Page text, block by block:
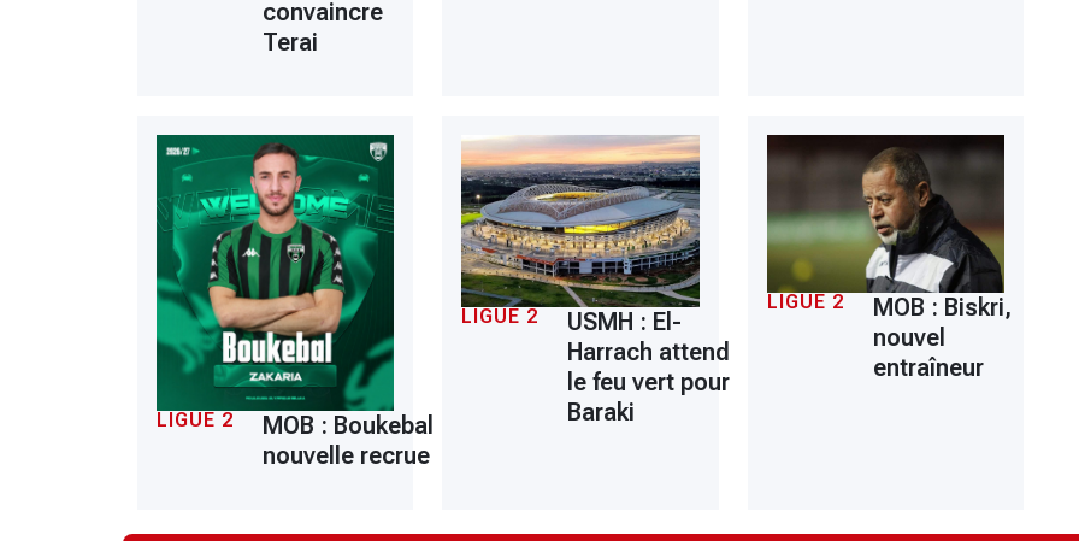
convaincre
Terai
LIGUE 2
MOB : Boukebal
nouvelle recrue
LIGUE 2
USMH : El-
Harrach attend
le feu vert pour
Baraki
LIGUE 2
MOB : Biskri,
nouvel
entraîneur